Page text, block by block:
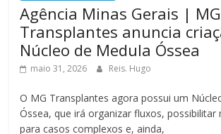
Agência Minas Gerais | MG
Transplantes anuncia
Núcleo de Medula Óssea
maio 31, 2026 Reis. Hugo
O MG Transplantes agora possui um
Óssea, que irá organizar fluxos, possibilitar
para casos complexos e, ainda,